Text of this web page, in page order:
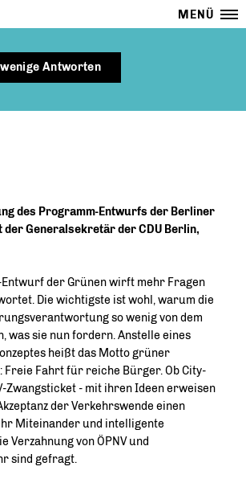
MENÜ
Antworten
des Programm-Entwurfs der Berliner
der Generalsekretär der CDU Berlin,
der Grünen wirft mehr Fragen
Die wichtigste ist wohl, warum die
so wenig von dem
was sie nun fordern. Anstelle eines
heißt das Motto grüner
Freie Fahrt für reiche Bürger. Ob City-
Zwangsticket - mit ihren Ideen erweisen
der Verkehrswende einen
Miteinander und intelligente
Verzahnung von ÖPNV und
sind gefragt.